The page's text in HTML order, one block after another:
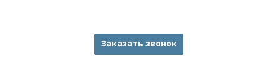
Заказать звонок